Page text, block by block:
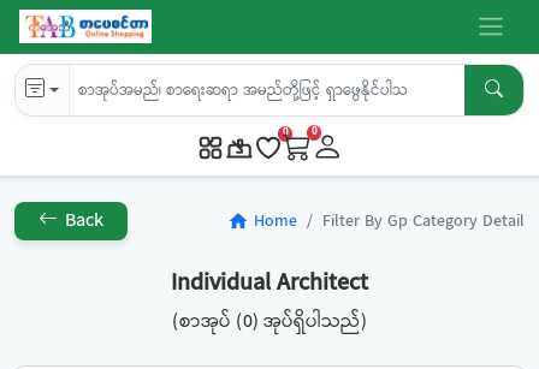
0 0
Back home Home Filter By Gp Category Detail
Individual Architect
(စာအုပ် (0) အုပ်ရှိပါသည်)